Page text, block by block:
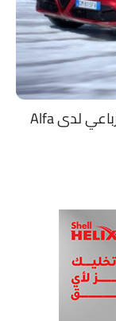
روح رياضية واحدة: 75 عاماً من الدفع الرباعي لدى Alfa